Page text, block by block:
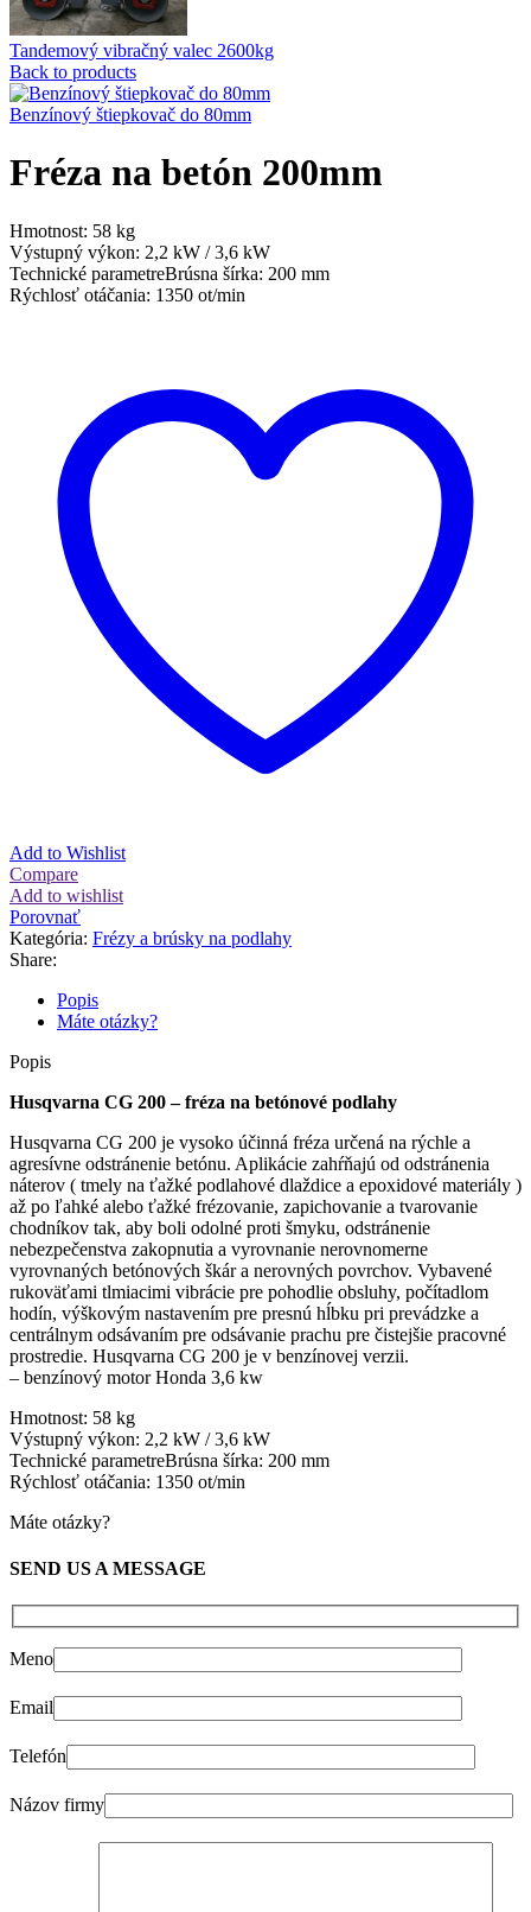
Tandemový vibračný valec 2600kg
Back to products
Benzínový štiepkovač do 80mm
Fréza na betón 200mm
Hmotnost: 58 kg
Výstupný výkon: 2,2 kW / 3,6 kW
Technické parametreBrúsna šírka: 200 mm
Rýchlosť otáčania: 1350 ot/min
Add to Wishlist
Compare
Add to wishlist
Porovnať
Kategória: Frézy a brúsky na podlahy
Share:
Popis
Máte otázky?
Popis
Husqvarna CG 200 – fréza na betónové podlahy
Husqvarna CG 200 je vysoko účinná fréza určená na rýchle a
agresívne odstránenie betónu. Aplikácie zahŕňajú od odstránenia
náterov ( tmely na ťažké podlahové dlaždice a epoxidové materiály )
až po ľahké alebo ťažké frézovanie, zapichovanie a tvarovanie
chodníkov tak, aby boli odolné proti šmyku, odstránenie
nebezpečenstva zakopnutia a vyrovnanie nerovnomerne
vyrovnaných betónových škár a nerovných povrchov. Vybavené
rukoväťami tlmiacimi vibrácie pre pohodlie obsluhy, počítadlom
hodín, výškovým nastavením pre presnú hĺbku pri prevádzke a
centrálnym odsávaním pre odsávanie prachu pre čistejšie pracovné
prostredie. Husqvarna CG 200 je v benzínovej verzii.
– benzínový motor Honda 3,6 kw
Hmotnost: 58 kg
Výstupný výkon: 2,2 kW / 3,6 kW
Technické parametreBrúsna šírka: 200 mm
Rýchlosť otáčania: 1350 ot/min
Máte otázky?
SEND US A MESSAGE
Meno
Email
Telefón
Názov firmy